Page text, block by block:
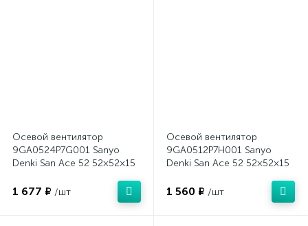
Осевой вентилятор
9GA0524P7G001 Sanyo
Denki San Ace 52 52×52×15
1 677 ₽ /шт
Осевой вентилятор
9GA0512P7H001 Sanyo
Denki San Ace 52 52×52×15
1 560 ₽ /шт